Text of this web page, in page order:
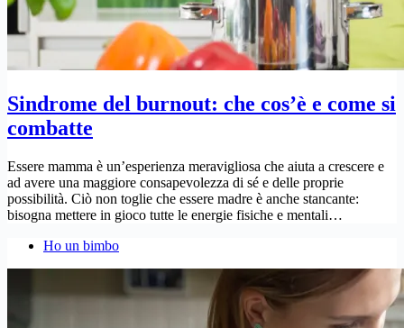
Sindrome del burnout: che cos’è e come si
combatte
Essere mamma è un’esperienza meravigliosa che aiuta a crescere e
ad avere una maggiore consapevolezza di sé e delle proprie
possibilità. Ciò non toglie che essere madre è anche stancante:
bisogna mettere in gioco tutte le energie fisiche e mentali…
Ho un bimbo